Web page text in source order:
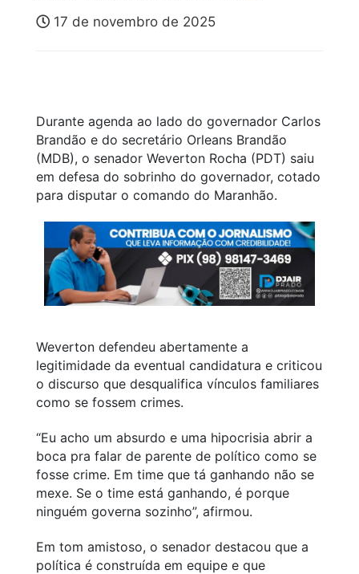
17 de novembro de 2025
Durante agenda ao lado do governador Carlos
Brandão e do secretário Orleans Brandão
(MDB), o senador Weverton Rocha (PDT) saiu
em defesa do sobrinho do governador, cotado
para disputar o comando do Maranhão.
Weverton defendeu abertamente a
legitimidade da eventual candidatura e criticou
o discurso que desqualifica vínculos familiares
como se fossem crimes.
“Eu acho um absurdo e uma hipocrisia abrir a
boca pra falar de parente de político como se
fosse crime. Em time que tá ganhando não se
mexe. Se o time está ganhando, é porque
ninguém governa sozinho”, afirmou.
Em tom amistoso, o senador destacou que a
política é construída em equipe e que